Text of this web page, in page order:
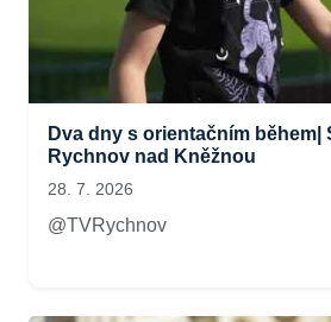
Dva dny s orientačním během|
Rychnov nad Kněžnou
28. 7. 2026
@TVRychnov